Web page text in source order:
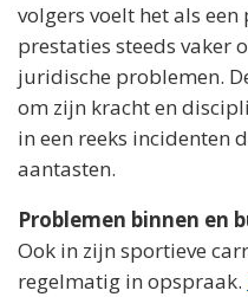
volgers voelt het als
prestaties steeds vaker
juridische problemen.
om zijn kracht en
in een reeks incidenten
aantasten.
Problemen binnen en
Ook in zijn sportieve
regelmatig in opspraak.